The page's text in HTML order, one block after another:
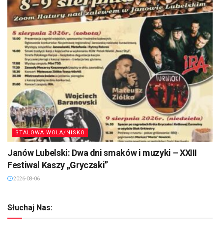
STALOWA WOLA/NISKO
Janów Lubelski: Dwa dni smaków i muzyki – XXIII
Festiwal Kaszy „Gryczaki”
2026-08-06
Słuchaj Nas: